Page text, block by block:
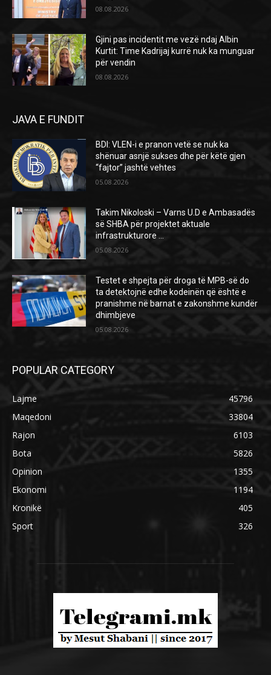
08.08.2026
Gjini pas incidentit me vezë ndaj Albin
Kurtit: Time Kadrijaj kurrë nuk ka munguar
për vendin
08.08.2026
JAVA E FUNDIT
BDI: VLEN-i e pranon vetë se nuk ka
shënuar asnjë sukses dhe për këtë gjen
“fajtor” jashtë vehtes
05.08.2026
Takim Nikoloski – Varns U.D e Ambasadës
së SHBA për projektet aktuale
infrastrukturore …
05.08.2026
Testet e shpejta për droga të MPB-së do
ta detektojnë edhe kodeinën që është e
pranishme në barnat e zakonshme kundër
dhimbjeve
05.08.2026
POPULAR CATEGORY
Lajme
45796
Maqedoni
33804
Rajon
6103
Bota
5826
Opinion
1355
Ekonomi
1194
Kronikë
405
Sport
326